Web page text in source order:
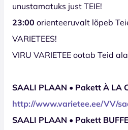
unustamatuks just TEIE!
23:00 orienteeruvalt lõpeb
VARIETEES!
VIRU VARIETEE ootab Teid
SAALI PLAAN • Pakett À LA
http://www.varietee.ee/VV/
SAALI PLAAN • Pakett